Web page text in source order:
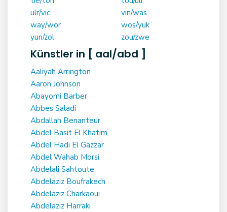
ulr/vic
vin/was
way/wor
wos/yuk
yun/zol
zou/zwe
Künstler in [ aal/abd ]
Aaliyah Arrington
Aaron Johnson
Abayomi Barber
Abbes Saladi
Abdallah Benanteur
Abdel Basit El Khatim
Abdel Hadi El Gazzar
Abdel Wahab Morsi
Abdelali Sahtoute
Abdelaziz Boufrakech
Abdelaziz Charkaoui
Abdelaziz Harraki